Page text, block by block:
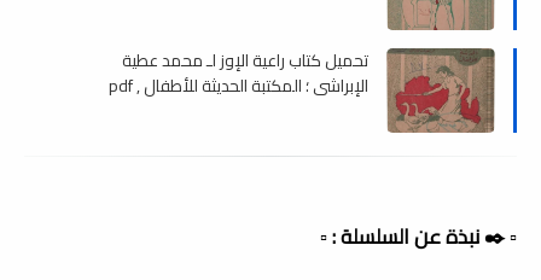
تحميل كتاب راعية الإوز لـ محمد عطية
الإبراشي ؛ المكتبة الحديثة للأطفال , pdf
▫️ ✒️ نبذة عن السلسلة : ▫️